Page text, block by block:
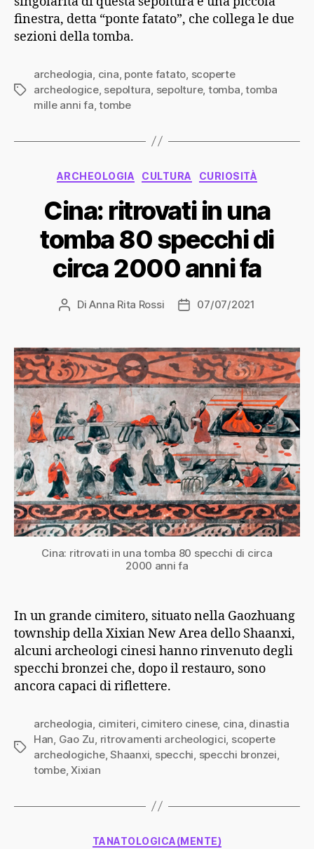
finestra, detta “ponte fatato”, che collega le due
sezioni della tomba.
Tag
archeologia, cina, ponte fatato, scoperte
archeologice, sepoltura, sepolture, tomba,tomba
mille anni fa,tombe
Categorie
ARCHEOLOGIA CULTURA CURIOSITÀ
Cina: ritrovati in una
tomba 80 specchi di
circa 2000 anni fa
Autore
DiAnna Rita Rossi
Data07/07/2021
Cina: ritrovati in una tomba 80 specchi di circa
2000 anni fa
In un grande cimitero, situato nella Gaozhuang
township della Xixian New Area dello Shaanxi,
alcuni archeologi cinesi hanno rinvenuto degli
specchi bronzei che, dopo il restauro, sono
ancora capaci di riflettere.
Tag
archeologia cimiteri cimitero cinese, cina dinastia
Han Gao Zu ritrovamenti archeologici scoperte
archeologiche,Shaanxi specchi specchi bronzei
tombe,Xixian
Categorie
TANATOLOGICA(MENTE)